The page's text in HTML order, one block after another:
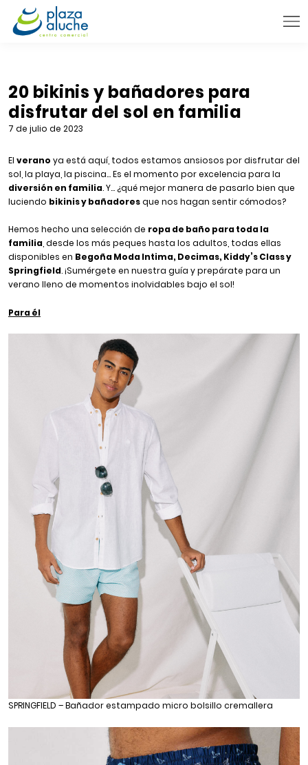
TIENDAS
VENTA TELEFÓNICA
NOVEDADES
BLOG
20 bikinis y bañadores para
disfrutar del sol en familia
7 de julio de 2023
El verano ya está aquí, todos estamos ansiosos por disfrutar del
sol, la playa, la piscina… Es el momento por excelencia para la
diversión en familia. Y… ¿qué mejor manera de pasarlo bien que
luciendo bikinis y bañadoresque nos hagan sentir cómodos?
Hemos hecho una selección de ropa de baño para toda la
familia, desde los más peques hasta los adultos, todas ellas
disponibles en Begoña Moda Intima, Decimas, Kiddy’s Class y
Springfield. ¡Sumérgete en nuestra guía y prepárate para un
verano lleno de momentos inolvidables bajo el sol!
Para él
SPRINGFIELD – Bañador estampado micro bolsillo cremallera